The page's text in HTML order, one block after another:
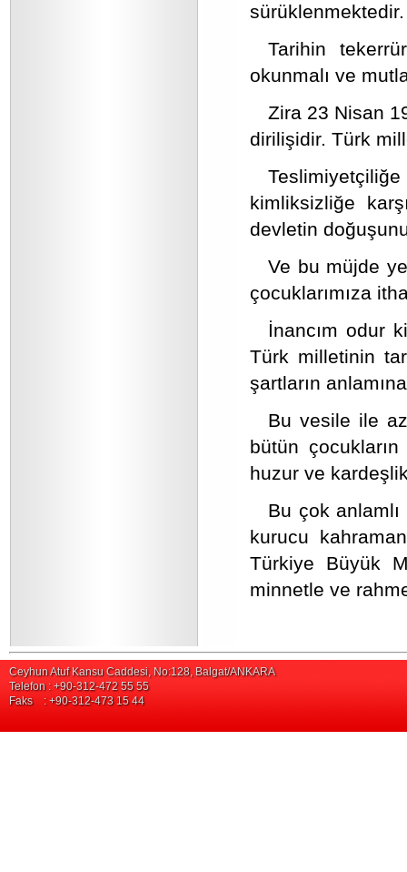
sürüklenmektedir.
Tarihin
okunmalı ve
Zira 23 Nisan
dirilişidir. Türk
kimliksizliğe
devletin
Ve bu müjde
çocuklarımıza
İnancım odur
Türk milletinin
şartların
Bu vesile ile
bütün
huzur ve
Bu çok
kurucu
Türkiye Büyük
minnetle ve
Ceyhun Atuf Kansu Caddesi, No:128, Balgat/ANKARA
Telefon : +90-312-472 55 55
Faks : +90-312-473 15 44